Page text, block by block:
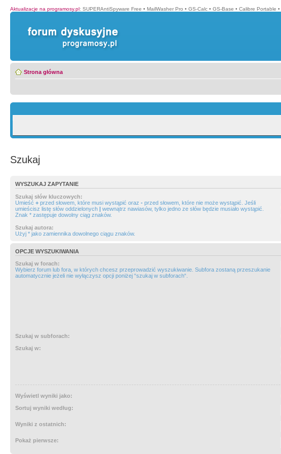
Aktualizacje na programosy.pl: SUPERAntiSpyware Free • MailWasher Pro • GS-Calc • GS-Base • Calibre Portable •
Strona główna
Szukaj
WYSZUKAJ ZAPYTANIE
Szukaj słów kluczowych:
Umieść + przed słowem, które musi wystąpić oraz - przed słowem, które nie może wystąpić. Jeśli
umieścisz listę słów oddzielonych | wewnątrz nawiasów, tylko jedno ze słów będzie musiało wystąpić.
Znak * zastępuje dowolny ciąg znaków.
Szukaj autora:
Użyj * jako zamiennika dowolnego ciągu znaków.
OPCJE WYSZUKIWANIA
Szukaj w forach:
Wybierz forum lub fora, w których chcesz przeprowadzić wyszukiwanie. Subfora zostaną przeszukanie
automatycznie jeżeli nie wyłączysz opcji poniżej “szukaj w subforach“.
Szukaj w subforach:
Szukaj w:
Wyświetl wyniki jako:
Sortuj wyniki według:
Wyniki z ostatnich:
Pokaż pierwsze: